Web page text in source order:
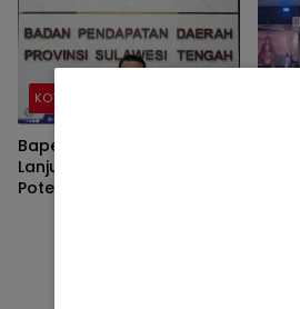
KOTA PALU
Bapenda Sulteng Tindak
Lanjuti Temuan BPK, Kejar
Potensi Pajak Miliaran